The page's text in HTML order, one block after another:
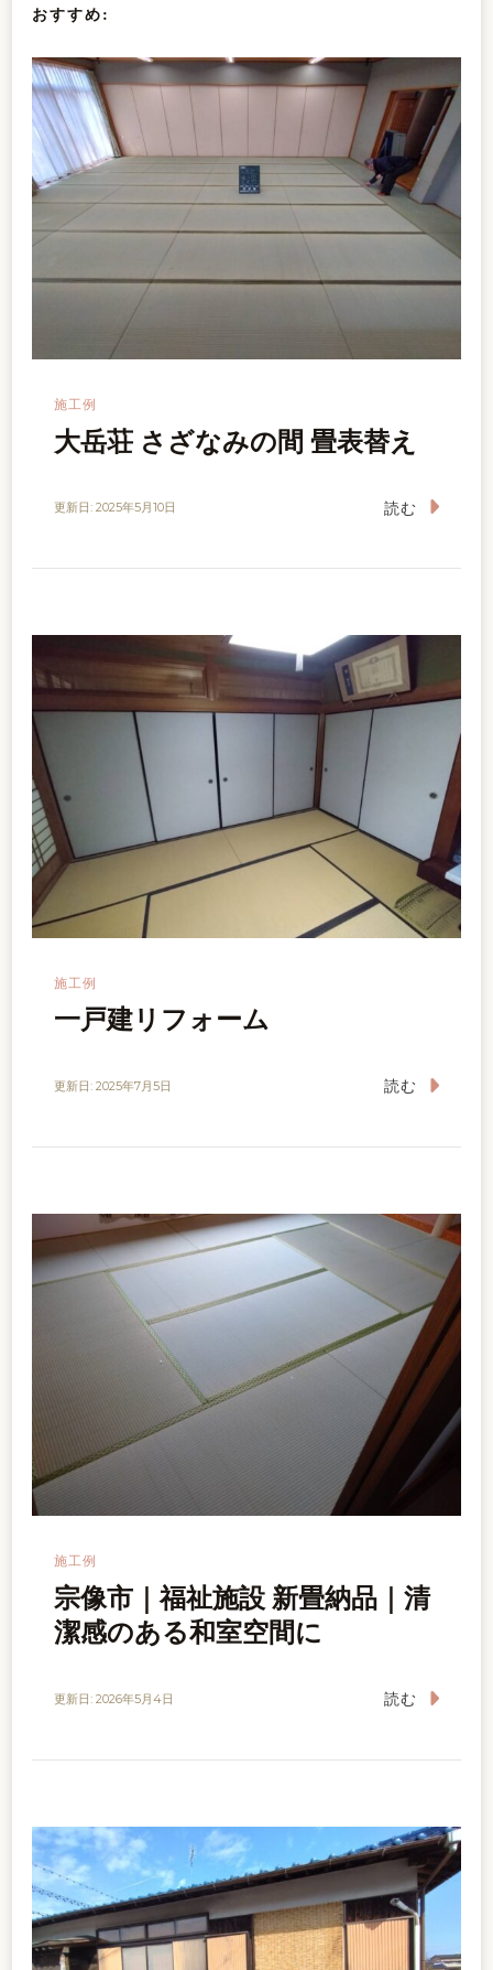
ョ
ン
おすすめ:
施工例
大岳荘 さざなみの間 畳表替え
更新日: 2025年5月10日 読む
施工例
一戸建リフォーム
更新日: 2025年7月5日 読む
施工例
宗像市｜福祉施設 新畳納品｜清
潔感のある和室空間に
更新日: 2026年5月4日 読む